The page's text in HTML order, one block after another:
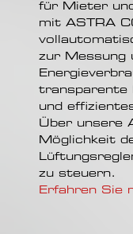
für Mieter
mit ASTRA
zur Messung
transparente
und
Über unsere
Möglichkeit
zu steuern.
Erfahren Sie